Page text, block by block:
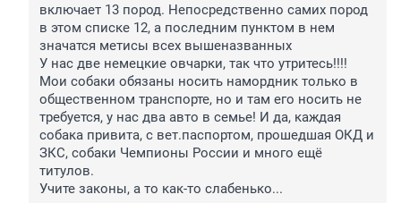
включает 13 пород. Непосредственно самих пород
в этом списке 12, а последним пунктом в нем
значатся метисы всех вышеназванных
У нас две немецкие овчарки, так что утритесь!!!!
Мои собаки обязаны носить намордник только в
общественном транспорте, но и там его носить не
требуется, у нас два авто в семье! И да, каждая
собака привита, с вет.паспортом, прошедшая ОКД и
ЗКС, собаки Чемпионы России и много ещё
титулов.
Учите законы, а то как-то слабенько...